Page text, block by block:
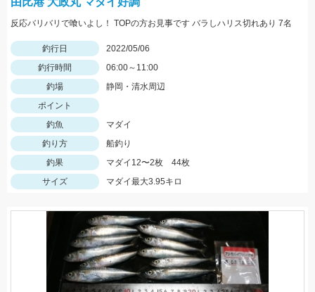
反応バリバリで喰いよし！ TOPの方お見事です バラしハリス切れあり 7名
釣行日
2022/05/06
釣行時間
06:00～11:00
釣場
静岡・清水周辺
ポイント
釣魚
マダイ
釣り方
船釣り
釣果
マダイ12〜2枚 44枚
サイズ
マダイ最大3.95キロ